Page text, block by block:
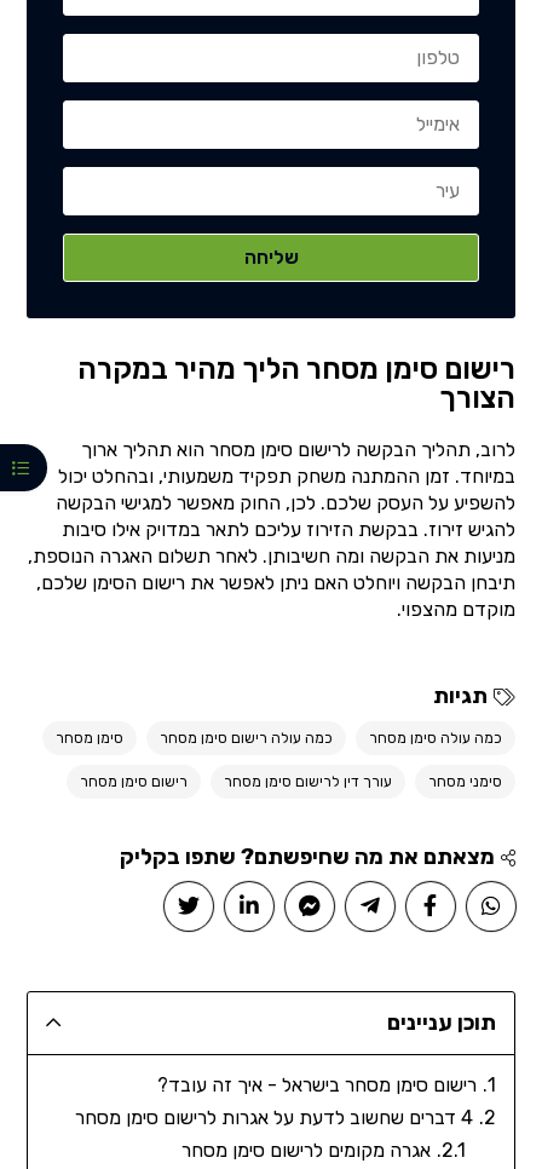
רישום סימן מסחר הליך מהיר במקרה
הצורך
לרוב, תהליך הבקשה לרישום סימן מסחר הוא תהליך ארוך
במיוחד. זמן ההמתנה משחק תפקיד משמעותי, ובהחלט יכול
להשפיע על העסק שלכם. לכן, החוק מאפשר למגישי הבקשה
להגיש זירוז. בבקשת הזירוז עליכם לתאר במדויק אילו סיבות
מניעות את הבקשה ומה חשיבותן. לאחר תשלום האגרה הנוספת,
תיבחן הבקשה ויוחלט האם ניתן לאפשר את רישום הסימן שלכם,
מוקדם מהצפוי.
תגיות
כמה עולה סימן מסחר כמה עולה רישום סימן מסחר סימן מסחר
סימני מסחר עורך דין לרישום סימן מסחר רישום סימן מסחר
מצאתם את מה שחיפשתם? שתפו בקליק
תוכן עניינים
רישום סימן מסחר בישראל - איך זה עובד?
4 דברים שחשוב לדעת על אגרות לרישום סימן מסחר
אגרה מקומים לרישום סימן מסחר